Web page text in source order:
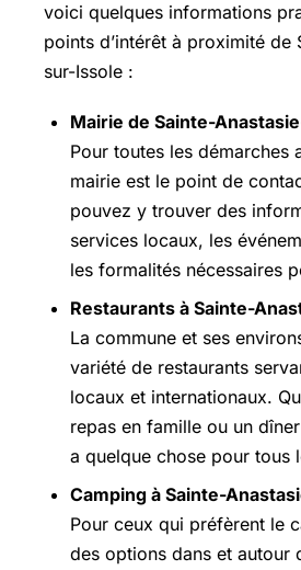
voici quelques informations
points d’intérêt à proximité de
sur-Issole :
Mairie de Sainte-
Pour toutes les démarches
mairie est le point de
pouvez y trouver des
services locaux, les
les formalités nécessaires
Restaurants à Sainte-
La commune et ses
variété de restaurants
locaux et internationaux.
repas en famille ou un
a quelque chose pour tous
Camping à Sainte-
Pour ceux qui préfèrent le
des options dans et autour